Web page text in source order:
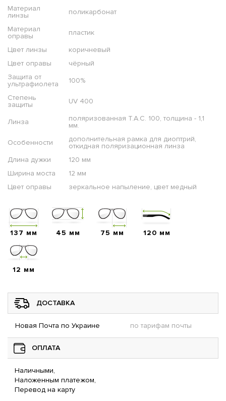
Материал
линзы
поликарбонат
Материал
оправы
пластик
Цвет линзы
коричневый
Цвет оправы
чёрный
Защита от
ультрафиолета
100%
Степень
защиты
UV 400
Линза
поляризованная T.A.C. 100, толщина - 1,1
мм.
Особенности
дополнительная рамка для диоптрий,
откидная поляризационная линза
Длина дужки
120 мм
Ширина моста
12 мм
Цвет оправы
зеркальное напыление, цвет медный
137 мм 45 мм 75 мм 120 мм
12 мм
ДОСТАВКА
Новая Почта по Украине по тарифам почты
ОПЛАТА
Наличными,
Наложенным платежом,
Перевод на карту